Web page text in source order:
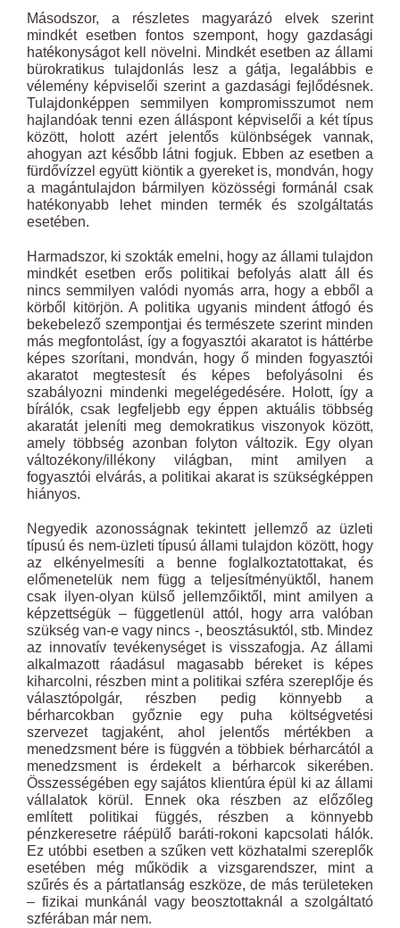
Másodszor, a részletes magyarázó elvek szerint
mindkét esetben fontos szempont, hogy gazdasági
hatékonyságot kell növelni. Mindkét esetben az állami
bürokratikus tulajdonlás lesz a gátja, legalábbis e
vélemény képviselői szerint a gazdasági fejlődésnek.
Tulajdonképpen semmilyen kompromisszumot nem
hajlandóak tenni ezen álláspont képviselői a két típus
között, holott azért jelentős különbségek vannak,
ahogyan azt később látni fogjuk. Ebben az esetben a
fürdővízzel együtt kiöntik a gyereket is, mondván, hogy
a magántulajdon bármilyen közösségi formánál csak
hatékonyabb lehet minden termék és szolgáltatás
esetében.
Harmadszor, ki szokták emelni, hogy az állami tulajdon
mindkét esetben erős politikai befolyás alatt áll és
nincs semmilyen valódi nyomás arra, hogy a ebből a
körből kitörjön. A politika ugyanis mindent átfogó és
bekebelező szempontjai és természete szerint minden
más megfontolást, így a fogyasztói akaratot is háttérbe
képes szorítani, mondván, hogy ő minden fogyasztói
akaratot megtestesít és képes befolyásolni és
szabályozni mindenki megelégedésére. Holott, így a
bírálók, csak legfeljebb egy éppen aktuális többség
akaratát jeleníti meg demokratikus viszonyok között,
amely többség azonban folyton változik. Egy olyan
változékony/illékony világban, mint amilyen a
fogyasztói elvárás, a politikai akarat is szükségképpen
hiányos.
Negyedik azonosságnak tekintett jellemző az üzleti
típusú és nem-üzleti típusú állami tulajdon között, hogy
az elkényelmesíti a benne foglalkoztatottakat, és
előmenetelük nem függ a teljesítményüktől, hanem
csak ilyen-olyan külső jellemzőiktől, mint amilyen a
képzettségük – függetlenül attól, hogy arra valóban
szükség van-e vagy nincs -, beosztásuktól, stb. Mindez
az innovatív tevékenységet is visszafogja. Az állami
alkalmazott ráadásul magasabb béreket is képes
kiharcolni, részben mint a politikai szféra szereplője és
választópolgár, részben pedig könnyebb a
bérharcokban győznie egy puha költségvetési
szervezet tagjaként, ahol jelentős mértékben a
menedzsment bére is függvén a többiek bérharcától a
menedzsment is érdekelt a bérharcok sikerében.
Összességében egy sajátos klientúra épül ki az állami
vállalatok körül. Ennek oka részben az előzőleg
említett politikai függés, részben a könnyebb
pénzkeresetre ráépülő baráti-rokoni kapcsolati hálók.
Ez utóbbi esetben a szűken vett közhatalmi szereplők
esetében még működik a vizsgarendszer, mint a
szűrés és a pártatlanság eszköze, de más területeken
– fizikai munkánál vagy beosztottaknál a szolgáltató
szférában már nem.